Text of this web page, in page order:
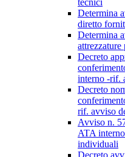
tecnici
Determina
diretto
Determina
Decreto
interno -rif.
Decreto
rif. avviso
Avviso n.
ATA
individuali